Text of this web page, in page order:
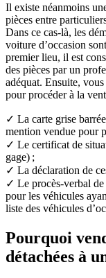
Il existe néanmoins
pièces entre
Dans ce cas-là, les
voiture d’occasion
premier lieu, il est
des pièces par un
adéquat. Ensuite,
pour procéder à la
✓ La carte grise
mention vendue pour
✓ Le certificat de
gage) ;
✓ La déclaration de
✓ Le procès-verbal
pour les véhicules
liste des véhicules
Pourquoi
détachées à